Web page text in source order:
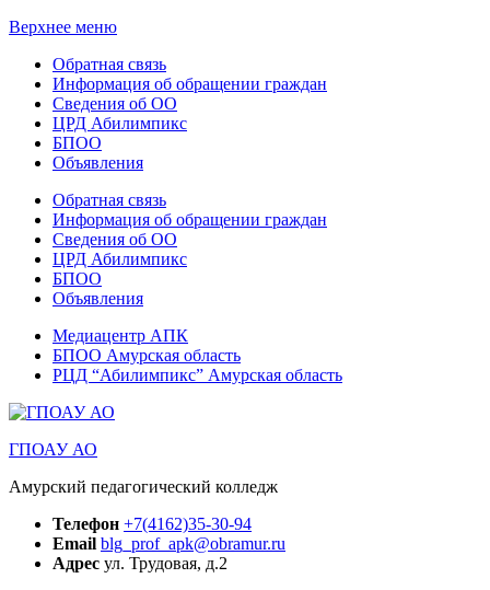
Верхнее меню
Обратная связь
Информация об обращении граждан
Сведения об ОО
ЦРД Абилимпикс
БПОО
Объявления
Обратная связь
Информация об обращении граждан
Сведения об ОО
ЦРД Абилимпикс
БПОО
Объявления
Медиацентр АПК
БПОО Амурская область
РЦД “Абилимпикс” Амурская область
ГПОАУ АО
Амурский педагогический колледж
Телефон +7(4162)35-30-94
Email blg_prof_apk@obramur.ru
Адрес ул. Трудовая, д.2